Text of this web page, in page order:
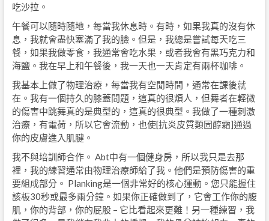
吃沙拉。
午餐可以隨時隨地，每當我休息時。有時，如果我真的沒有休
息，我就會盡快塞滿了我的臉。但是，我總是嘗試每天吃三
餐，如果我做零食，我通常會吃水果，或者我會有黑巧克力和
海鹽。我在早上和午餐後，我一天也一天肯定有兩杯咖啡。
我基本上做了物理治療，每當我有空閒時間，通常在課後就
在。我有一個持久的膝蓋問題，這真的很煩人，但舞者在輕微
的傷害中跳舞真的是典型的，這真的很典型。我做了一種刺激
治療，有電荷，所以它會流動，也使[抗炎皮質類固醇霜]通過
你的皮膚進入肌腱。
我不與培訓師合作。 Abt中有一個健身房，所以我只是去那
裡，我的練習通常由物理治療師給了我。他們是預防傷害的重
要組成部分。 Planking是一個非常好的核心運動。您只能握住
該板30秒或最多兩分鐘。如果你正確做到了，它會工作你的腹
肌，你的背部，你的屁股 – 它比看起來更難！另一種練習，我